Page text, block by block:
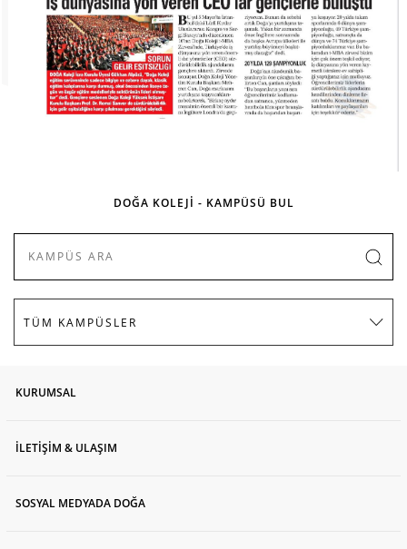
DOĞA KOLEJİ - KAMPÜSÜ BUL
KURUMSAL
İLETİŞİM & ULAŞIM
SOSYAL MEDYADA DOĞA